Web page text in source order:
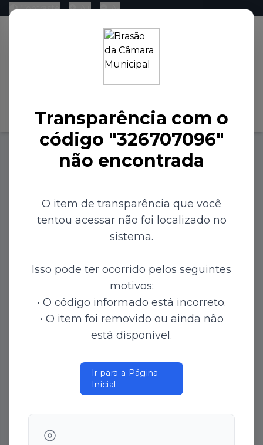
Contraste A+ A-
Transparência
Carregando...
Filtro de Anexos
Data Fim
Pré-visualização do
Transparência com o
código "326707096"
não encontrada
O item de transparência que você
tentou acessar não foi localizado no
sistema.
Isso pode ter ocorrido pelos seguintes
motivos:
• O código informado está incorreto.
• O item foi removido ou ainda não
está disponível.
Ir para a Página
Inicial